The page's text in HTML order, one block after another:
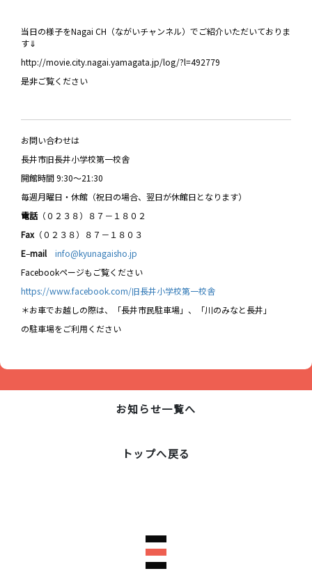
当日の様子をNagai CH（ながいチャンネル）でご紹介いただいておりま
す⇓
http://movie.city.nagai.yamagata.jp/log/?l=492779
是非ご覧ください
お問い合わせは
長井市旧長井小学校第一校舎
開館時間 9:30～21:30
毎週月曜日・休館（祝日の場合、翌日が休館日となります）
電話（０２３８）８７－１８０２
Fax （０２３８）８７－１８０３
E–mail info@kyunagaisho.jp
Facebookページもご覧ください
https://www.facebook.com/旧長井小学校第一校舎
＊お車でお越しの際は、「長井市民駐車場」、「川のみなと長井」
の駐車場をご利用ください
お知らせ一覧へ
トップへ戻る